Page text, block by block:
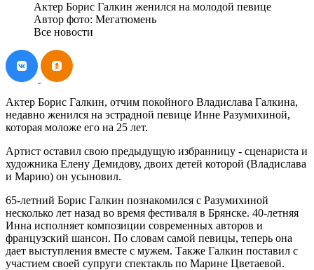
Актер Борис Галкин женился на молодой певице
Автор фото: Мегатюмень
Все новости
Актер Борис Галкин, отчим покойного Владислава Галкина,
недавно женился на эстрадной певице Инне Разумихиной,
которая моложе его на 25 лет.
Артист оставил свою предыдущую избранницу - сценариста и
художника Елену Демидову, двоих детей которой (Владислава
и Марию) он усыновил.
65-летний Борис Галкин познакомился с Разумихиной
несколько лет назад во время фестиваля в Брянске. 40-летняя
Инна исполняет композиции современных авторов и
французский шансон. По словам самой певицы, теперь она
дает выступления вместе с мужем. Также Галкин поставил с
участием своей супруги спектакль по Марине Цветаевой.